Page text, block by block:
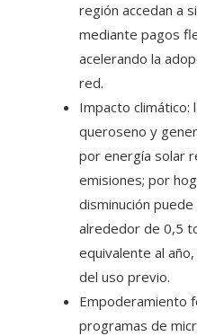
región accedan a
mediante pagos
acelerando la
red.
Impacto climático:
queroseno y
por energía solar
emisiones; por
disminución
alrededor de 0,5
equivalente al
del uso previo.
Empoderamiento
programas de